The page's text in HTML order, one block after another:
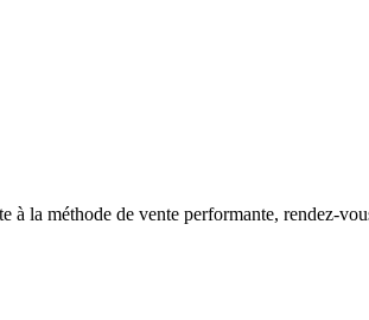
à la méthode de vente performante, rendez-